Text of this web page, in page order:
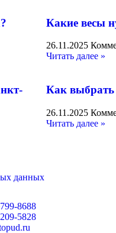
Какие весы
26.11.2025
Читать далее »
Как выбрать
26.11.2025
Читать далее »
данных
8688
5828